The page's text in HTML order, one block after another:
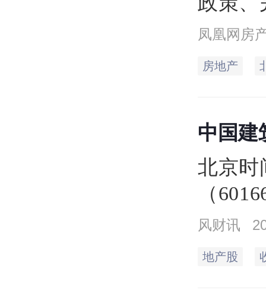
加大
方面7
凤凰网房
房地产
中国建
北京时
（
同）
收盘
风财讯
地产股